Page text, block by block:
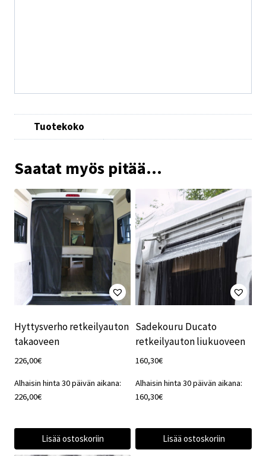
Tuotekoko
Saatat myös pitää...
Hyttysverho retkeilyauton
takaoveen
226,00€
Alhaisin hinta 30 päivän aikana:
226,00€
Lisää ostoskoriin
Sadekouru Ducato
retkeilyauton liukuoveen
160,30€
Alhaisin hinta 30 päivän aikana:
160,30€
Lisää ostoskoriin